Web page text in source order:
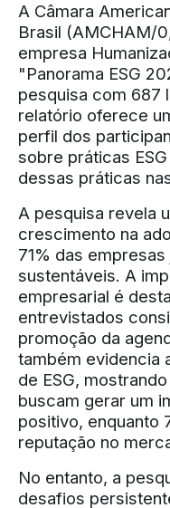
A Câmara
Brasil (AMCHAM/
empresa
"Panorama ESG
pesquisa com 687
relatório oferece
perfil dos
sobre práticas
dessas práticas
A pesquisa revela
crescimento na
71% das
sustentáveis. A
empresarial é
entrevistados
promoção da
também evidencia
de ESG,
buscam gerar um
positivo, enquanto
reputação no
No entanto, a
desafios